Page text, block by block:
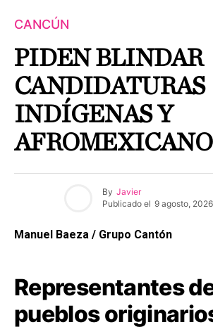
CANCÚN
PIDEN BLINDAR
CANDIDATURAS
INDÍGENAS Y
By Javier
Publicado el 9 agosto, 2026
Manuel Baeza / Grupo Cantón
Representantes
pueblos